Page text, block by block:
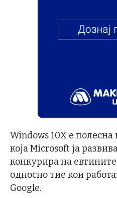
Windows 10X е полесна
која Microsoft ја
конкурира на
односно тие кои
Google.